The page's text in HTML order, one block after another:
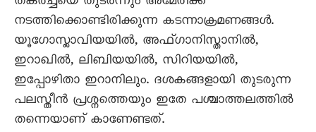
നടത്തിക്കൊണ്ടിരിക്കുന്ന കടന്നാക്രമണങ്ങൾ.
യൂഗോസ്ലാവിയയിൽ, അഫ്ഗാനിസ്താനിൽ,
ഇറാഖിൽ, ലിബിയയിൽ, സിറിയയിൽ,
ഇപ്പോഴിതാ ഇറാനിലും. ദശകങ്ങളായി തുടരുന്ന
പലസ്തീൻ പ്രശ്നത്തെയും ഇതേ പശ്ചാത്തലത്തിൽ
തന്നെയാണ് കാണേണ്ടത്.